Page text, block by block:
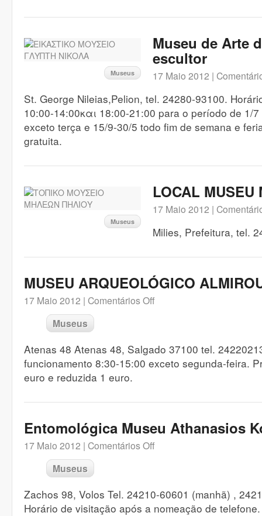
Museus
Museu de Arte
escultor
17 Maio 2012 |
St. George Nileias,Pelion, tel. 24280-93100.
10:00-14:00και 18:00-21:00 para o período de 1/
exceto terça e 15/9-30/5 todo fim de semana e
gratuita.
Museus
LOCAL
17 Maio 2012 |
Milies, Prefeitura, tel.
MUSEU ARQUEOLÓGICO
17 Maio 2012 | Comentários Off
Museus
Atenas 48 Atenas 48, Salgado 37100 tel.
funcionamento 8:30-15:00 exceto segunda-feira.
euro e reduzida 1 euro.
Entomológica Museu Athanasios
17 Maio 2012 | Comentários Off
Museus
Zachos 98, Volos Tel. 24210-60601 (manhã) ,
Horário de visitação após a nomeação de telefone.